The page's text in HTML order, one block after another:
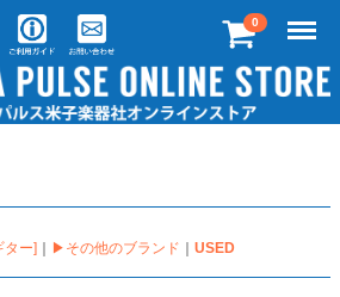
0 Menu
ター] ▶その他のブランド USED